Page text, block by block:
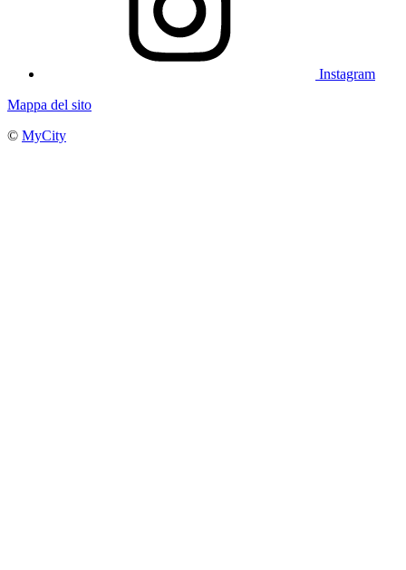
Instagram
Mappa del sito
© MyCity